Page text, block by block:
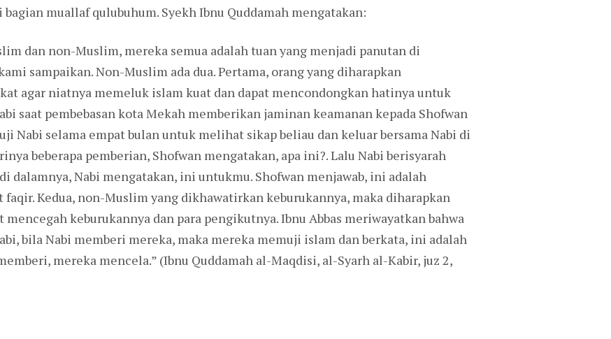
muallaf qulubuhum. Syekh Ibnu Quddamah mengatakan:
dan non-Muslim, mereka semua adalah tuan yang menjadi panutan di
sampaikan. Non-Muslim ada dua. Pertama, orang yang diharapkan
agar niatnya memeluk islam kuat dan dapat mencondongkan hatinya untuk
saat pembebasan kota Mekah memberikan jaminan keamanan kepada Shofwan
Nabi selama empat bulan untuk melihat sikap beliau dan keluar bersama Nabi di
beberapa pemberian, Shofwan mengatakan, apa ini?. Lalu Nabi berisyarah
dalamnya, Nabi mengatakan, ini untukmu. Shofwan menjawab, ini adalah
Kedua, non-Muslim yang dikhawatirkan keburukannya, maka diharapkan
mencegah keburukannya dan para pengikutnya. Ibnu Abbas meriwayatkan bahwa
bila Nabi memberi mereka, maka mereka memuji islam dan berkata, ini adalah
mereka mencela.” (Ibnu Quddamah al-Maqdisi, al-Syarh al-Kabir, juz 2,